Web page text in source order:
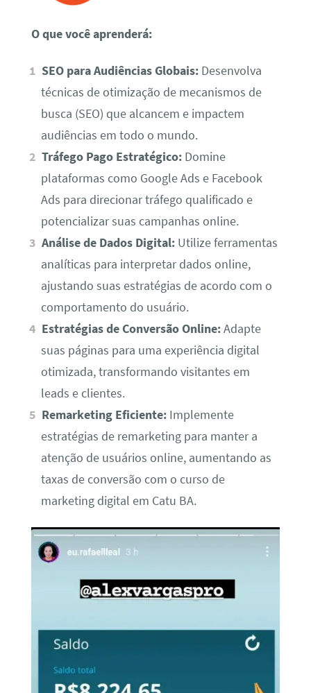
O que você aprenderá:
SEO para Audiências Globais: Desenvolva
técnicas de otimização de mecanismos de
busca (SEO) que alcancem e impactem
audiências em todo o mundo.
Tráfego Pago Estratégico: Domine
plataformas como Google Ads e Facebook
Ads para direcionar tráfego qualificado e
potencializar suas campanhas online.
Análise de Dados Digital: Utilize ferramentas
analíticas para interpretar dados online,
ajustando suas estratégias de acordo com o
comportamento do usuário.
Estratégias de Conversão Online:Adapte
suas páginas para uma experiência digital
otimizada, transformando visitantes em
leads e clientes.
Remarketing Eficiente: Implemente
estratégias de remarketing para manter a
atenção de usuários online, aumentando as
taxas de conversão com o curso de
marketing digital em Catu BA.